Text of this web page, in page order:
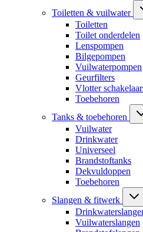
Toiletten & vuilwater
Toiletten
Toilet onderdelen
Lenspompen
Bilgepompen
Vuilwaterpompen
Geurfilters
Vlotter
Toebehoren
Tanks & toebehoren
Vuilwater
Drinkwater
Universeel
Brandstoftanks
Dekvuldoppen
Toebehoren
Slangen & fitwerk
Vuilwaterslangen